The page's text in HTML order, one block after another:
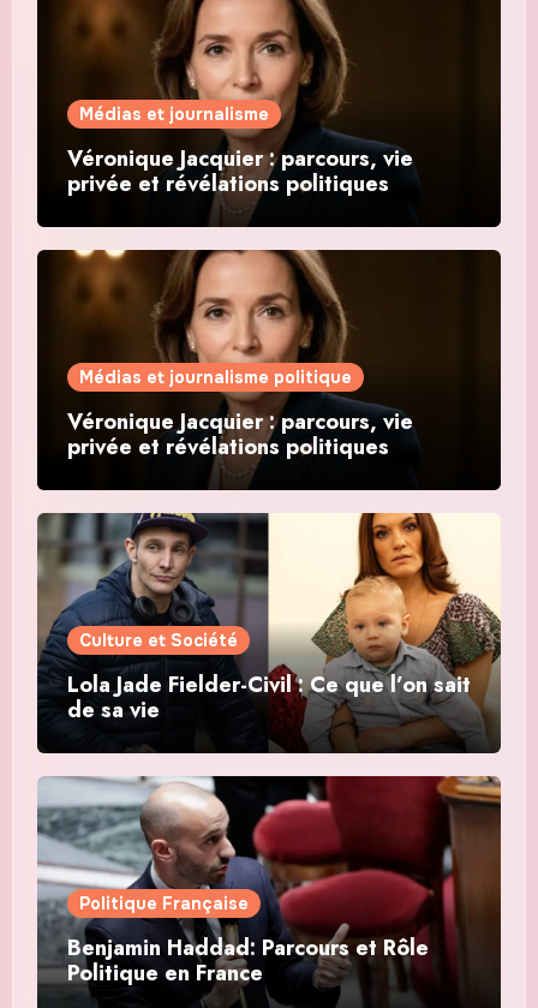
Médias et journalisme
Véronique Jacquier : parcours, vie
privée et révélations politiques
Médias et journalisme politique
Véronique Jacquier : parcours, vie
privée et révélations politiques
Culture et Société
Lola Jade Fielder-Civil : Ce que l’on sait
de sa vie
Politique Française
Benjamin Haddad: Parcours et Rôle
Politique en France